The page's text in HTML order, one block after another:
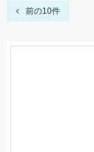
前の10件